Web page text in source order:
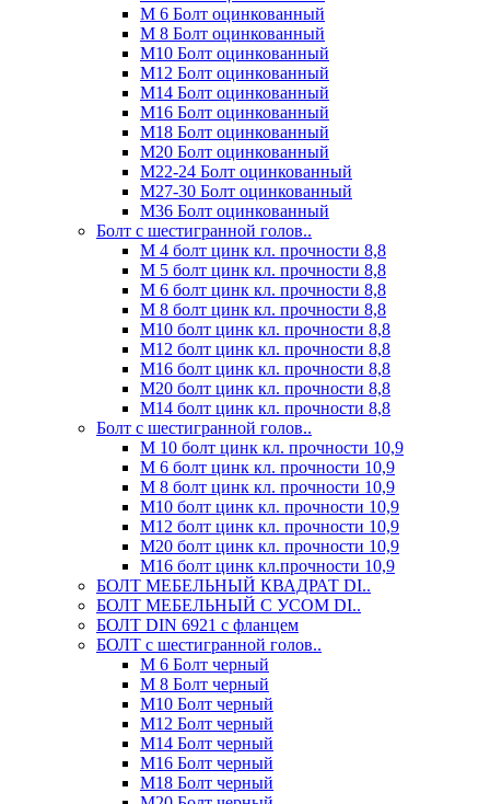
М 6 Болт оцинкованный
М 8 Болт оцинкованный
М10 Болт оцинкованный
М12 Болт оцинкованный
М14 Болт оцинкованный
М16 Болт оцинкованный
М18 Болт оцинкованный
М20 Болт оцинкованный
М22-24 Болт оцинкованный
М27-30 Болт оцинкованный
М36 Болт оцинкованный
Болт с шестигранной голов..
М 4 болт цинк кл. прочности 8,8
М 5 болт цинк кл. прочности 8,8
М 6 болт цинк кл. прочности 8,8
М 8 болт цинк кл. прочности 8,8
М10 болт цинк кл. прочности 8,8
М12 болт цинк кл. прочности 8,8
М16 болт цинк кл. прочности 8,8
М20 болт цинк кл. прочности 8,8
М14 болт цинк кл. прочности 8,8
Болт с шестигранной голов..
М 10 болт цинк кл. прочности 10,9
М 6 болт цинк кл. прочности 10,9
М 8 болт цинк кл. прочности 10,9
М10 болт цинк кл. прочности 10,9
М12 болт цинк кл. прочности 10,9
М20 болт цинк кл. прочности 10,9
М16 болт цинк кл.прочности 10,9
БОЛТ МЕБЕЛЬНЫЙ КВАДРАТ DI..
БОЛТ МЕБЕЛЬНЫЙ С УСОМ DI..
БОЛТ DIN 6921 c фланцем
БОЛТ с шестигранной голов..
М 6 Болт черный
М 8 Болт черный
М10 Болт черный
М12 Болт черный
М14 Болт черный
М16 Болт черный
М18 Болт черный